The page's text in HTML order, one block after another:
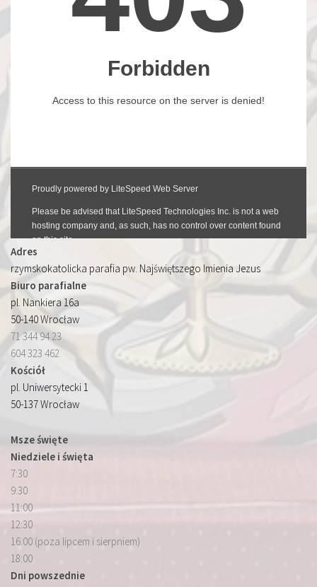
Adres
rzymskokatolicka parafia pw. Najświętszego Imienia Jezus
Biuro parafialne
pl. Nankiera 16a
50-140 Wrocław
71 344 94 23
604 323 462
Kościół
pl. Uniwersytecki 1
50-137 Wrocław
Msze święte
Niedziele i święta
7:30
9:30
11:00
12:30
16:00 (poza lipcem i sierpniem)
18:00
Dni powszednie